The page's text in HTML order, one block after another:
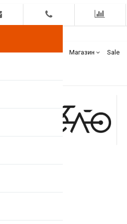
Доставка Бренды Магазин Sale